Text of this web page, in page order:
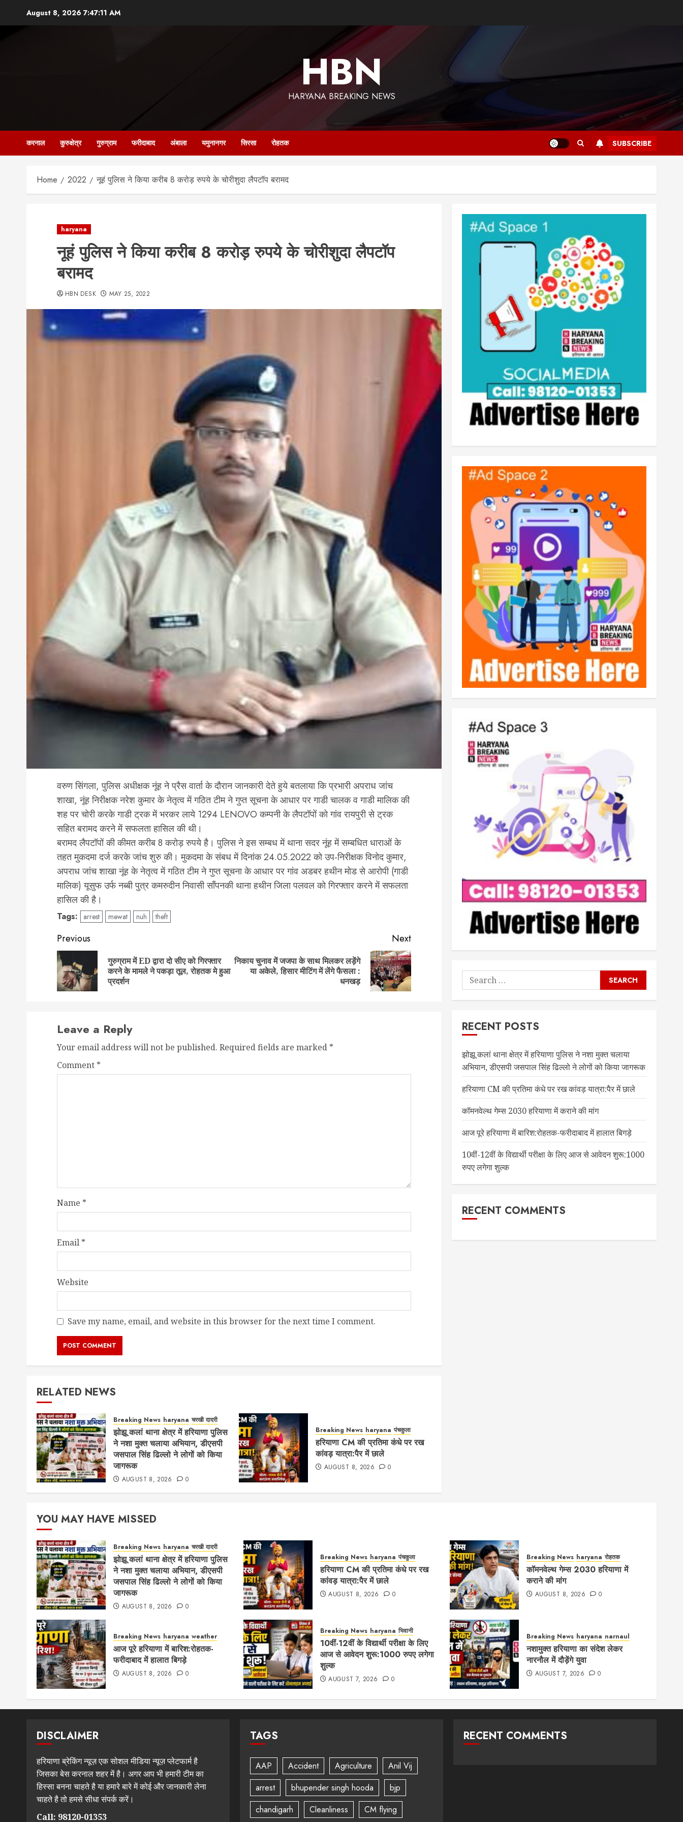
August 8, 2026 7:47:13 AM
HBN
HARYANA BREAKING NEWS
करनाल कुरुक्षेत्र गुरुग्राम फरीदाबाद अंबाला यमुनानगर सिरसा रोहतक SUBSCRIBE
Home 2022 नूहं पुलिस ने किया करीब 8 करोड़ रुपये के चोरीशुदा लैपटॉप बरामद
haryana
नूहं पुलिस ने किया करीब 8 करोड़ रुपये के चोरीशुदा लैपटॉप
बरामद
HBN DESK MAY 25, 2022
वरुण सिंगला, पुलिस अधीक्षक नूंह ने प्रैस वार्ता के दौरान जानकारी देते हुये बतलाया कि प्रभारी अपराध जांच
शाखा, नूंह निरीक्षक नरेश कुमार के नेतृत्व में गठित टीम ने गुप्त सूचना के आधार पर गाडी चालक व गाडी मालिक की
शह पर चोरी करके गाडी ट्रक में भरकर लाये 1294 LENOVO कम्पनी के लैपटॉपों को गांव रायपुरी से ट्रक
सहित बरामद करने में सफलता हासिल की थी।
बरामद लैपटॉपों की कीमत करीब 8 करोड़ रुपये है। पुलिस ने इस सम्बध में थाना सदर नूंह में सम्बधित धाराओं के
तहत मुकदमा दर्ज करके जांच शुरु की। मुकदमा के संबध में दिनांक 24.05.2022 को उप-निरीक्षक विनोद कुमार,
अपराध जांच शाखा नूंह के नेतृत्व में गठित टीम ने गुप्त सूचना के आधार पर गांव अडबर हथीन मोड से आरोपी (गाडी
मालिक) यूसुफ उर्फ नब्बी पुत्र कमरुदीन निवासी साँपनकी थाना हथीन जिला पलवल को गिरफ्तार करने में सफलता
हासिल की है।
Tags: arrest mewat nuh theft
Post
navigation
Previous
Previous
गुरुग्राम में ED द्वारा दो सीए को गिरफ्तार
करने के मामले ने पकड़ा तूल, रोहतक मे हुआ
प्रदर्शन
Next
Next
निकाय चुनाव में जजपा के साथ मिलकर लड़ेंगे
या अकेले, हिसार मीटिंग में लेंगे फैसला :
धनखड़
Leave a Reply
Your email address will not be published. Required fields are marked *
Comment *
Name *
Email *
Website
Save my name, email, and website in this browser for the next time I comment.
RELATED NEWS
Breaking News haryana चरखी दादरी
झोझू कलां थाना क्षेत्र में हरियाणा पुलिस
ने नशा मुक्त चलाया अभियान, डीएसपी
जसपाल सिंह ढिल्लो ने लोगों को किया
जागरूक
AUGUST 8, 2026 0
Breaking News haryana पंचकुला
हरियाणा CM की प्रतिमा कंधे पर रख
कांवड़ यात्रा:पैर में छाले
AUGUST 8, 2026 0
Search
for:
RECENT POSTS
झोझू कलां थाना क्षेत्र में हरियाणा पुलिस ने नशा मुक्त चलाया
अभियान, डीएसपी जसपाल सिंह ढिल्लो ने लोगों को किया जागरूक
हरियाणा CM की प्रतिमा कंधे पर रख कांवड़ यात्रा:पैर में छाले
कॉमनवेल्थ गेम्स 2030 हरियाणा में कराने की मांग
आज पूरे हरियाणा में बारिश:रोहतक-फरीदाबाद में हालात बिगड़े
10वीं-12वीं के विद्यार्थी परीक्षा के लिए आज से आवेदन शुरू:1000
रुपए लगेगा शुल्क
RECENT COMMENTS
YOU MAY HAVE MISSED
Breaking News haryana चरखी दादरी
झोझू कलां थाना क्षेत्र में हरियाणा पुलिस
ने नशा मुक्त चलाया अभियान, डीएसपी
जसपाल सिंह ढिल्लो ने लोगों को किया
जागरूक
AUGUST 8, 2026 0
Breaking News haryana पंचकुला
हरियाणा CM की प्रतिमा कंधे पर रख
कांवड़ यात्रा:पैर में छाले
AUGUST 8, 2026 0
Breaking News haryana रोहतक
कॉमनवेल्थ गेम्स 2030 हरियाणा में
कराने की मांग
AUGUST 8, 2026 0
Breaking News haryana weather
आज पूरे हरियाणा में बारिश:रोहतक-
फरीदाबाद में हालात बिगड़े
AUGUST 8, 2026 0
Breaking News haryana भिवानी
10वीं-12वीं के विद्यार्थी परीक्षा के लिए
आज से आवेदन शुरू:1000 रुपए लगेगा
शुल्क
AUGUST 7, 2026 0
Breaking News haryana narnaul
नशामुक्त हरियाणा का संदेश लेकर
नारनौल में दौड़ेंगे युवा
AUGUST 7, 2026 0
DISCLAIMER
हरियाणा ब्रेकिंग न्यूज़ एक सोशल मीडिया न्यूज़ प्लेटफार्म है
जिसका बेस करनाल शहर में है। अगर आप भी हमारी टीम का
हिस्सा बनना चाहते है या हमारे बारे में कोई और जानकारी लेना
चाहते है तो हमसे सीधा संपर्क करें।
Call: 98120-01353
TAGS
AAP Accident Agriculture
Anil Vij
arrest
bhupender singh hooda
bjp
chandigarh
Cleanliness CM flying
RECENT COMMENTS